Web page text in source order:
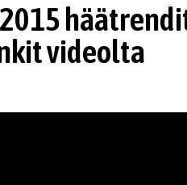
videolta